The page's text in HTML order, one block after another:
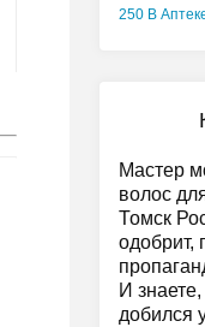
250 В
Мастер
волос
Томск
одобрит,
И знаете,
добился